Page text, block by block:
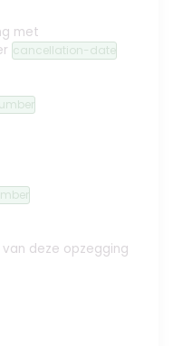
met
cancellation-date
deze opzegging